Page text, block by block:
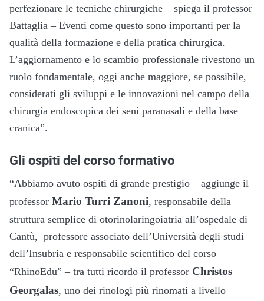
perfezionare le tecniche chirurgiche – spiega il professor
Battaglia – Eventi come questo sono importanti per la
qualità della formazione e della pratica chirurgica.
L’aggiornamento e lo scambio professionale rivestono un
ruolo fondamentale, oggi anche maggiore, se possibile,
considerati gli sviluppi e le innovazioni nel campo della
chirurgia endoscopica dei seni paranasali e della base
cranica”.
Gli ospiti del corso formativo
“Abbiamo avuto ospiti di grande prestigio – aggiunge il
professor Mario Turri Zanoni, responsabile della
struttura semplice di otorinolaringoiatria all’ospedale di
Cantù, professore associato dell’Università degli studi
dell’Insubria e responsabile scientifico del corso
“RhinoEdu” – tra tutti ricordo il professor Christos
Georgalas, uno dei rinologi più rinomati a livello